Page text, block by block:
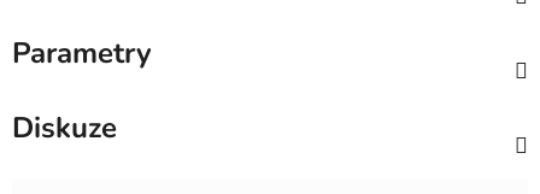
Parametry
Diskuze